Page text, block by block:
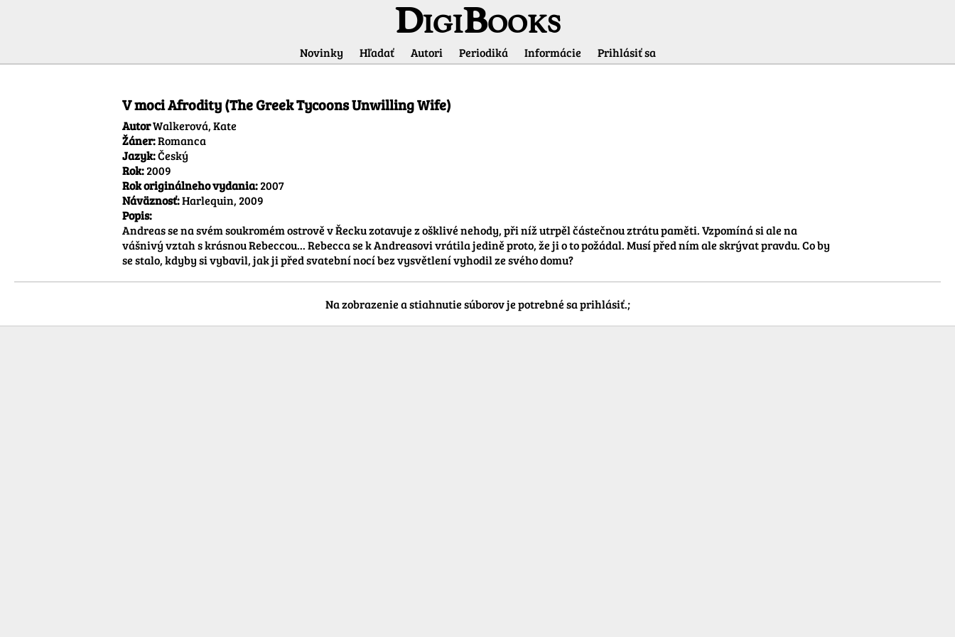
DigiBooks
Novinky Hľadať Autori Periodiká Informácie Prihlásiť sa
V moci Afrodity (The Greek Tycoons Unwilling Wife)
AutorWalkerová, Kate
Žáner:Romanca
Jazyk:Český
Rok:2009
Rok originálneho vydania:2007
Náväznosť:Harlequin, 2009
Popis:
Andreas se na svém soukromém ostrově v Řecku zotavuje z ošklivé nehody, při níž utrpěl částečnou ztrátu paměti. Vzpomíná si ale na
vášnivý vztah s krásnou Rebeccou... Rebecca se k Andreasovi vrátila jedině proto, že ji o to požádal. Musí před ním ale skrývat pravdu. Co by
se stalo, kdyby si vybavil, jak ji před svatební nocí bez vysvětlení vyhodil ze svého domu?
Na zobrazenie a stiahnutie súborov je potrebné sa prihlásiť.;